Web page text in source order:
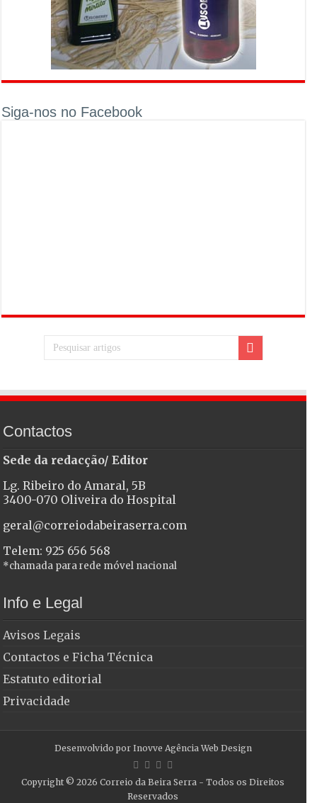
Siga-nos no Facebook
Contactos
Sede da redacção/ Editor
Lg. Ribeiro do Amaral, 5B
3400-070 Oliveira do Hospital
geral@correiodabeiraserra.com
Telem: 925 656 568
*chamada para rede móvel nacional
Info e Legal
Avisos Legais
Contactos e Ficha Técnica
Estatuto editorial
Privacidade
Desenvolvido por Inovve Agência Web Design
Copyright © 2026Correio da Beira Serra - Todos os Direitos
Reservados